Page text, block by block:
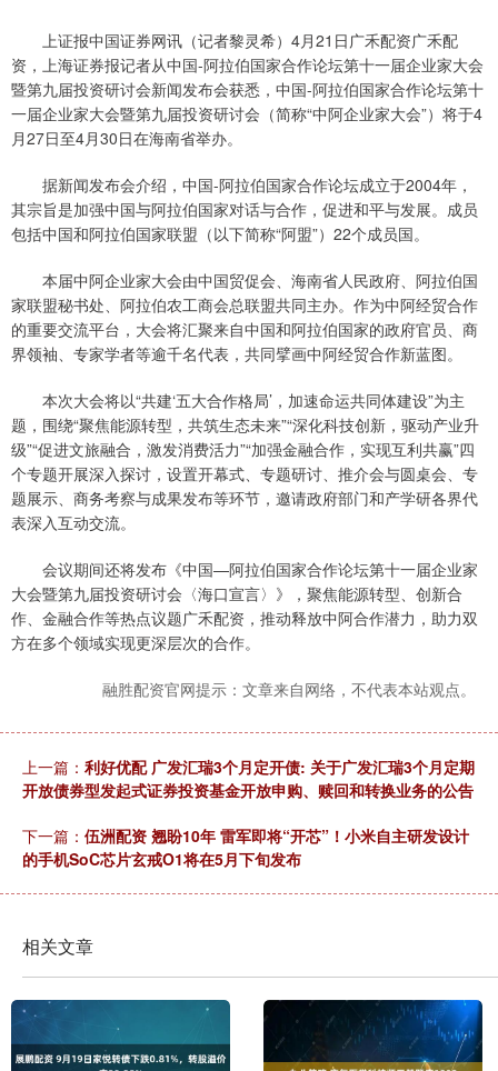
上证报中国证券网讯（记者黎灵希）4月21日广禾配资广禾配
资，上海证券报记者从中国-阿拉伯国家合作论坛第十一届企业家大会
暨第九届投资研讨会新闻发布会获悉，中国-阿拉伯国家合作论坛第十
一届企业家大会暨第九届投资研讨会（简称“中阿企业家大会”）将于4
月27日至4月30日在海南省举办。
据新闻发布会介绍，中国-阿拉伯国家合作论坛成立于2004年，
其宗旨是加强中国与阿拉伯国家对话与合作，促进和平与发展。成员
包括中国和阿拉伯国家联盟（以下简称“阿盟”）22个成员国。
本届中阿企业家大会由中国贸促会、海南省人民政府、阿拉伯国
家联盟秘书处、阿拉伯农工商会总联盟共同主办。作为中阿经贸合作
的重要交流平台，大会将汇聚来自中国和阿拉伯国家的政府官员、商
界领袖、专家学者等逾千名代表，共同擘画中阿经贸合作新蓝图。
本次大会将以“共建‘五大合作格局’，加速命运共同体建设”为主
题，围绕“聚焦能源转型，共筑生态未来”“深化科技创新，驱动产业升
级”“促进文旅融合，激发消费活力”“加强金融合作，实现互利共赢”四
个专题开展深入探讨，设置开幕式、专题研讨、推介会与圆桌会、专
题展示、商务考察与成果发布等环节，邀请政府部门和产学研各界代
表深入互动交流。
会议期间还将发布《中国—阿拉伯国家合作论坛第十一届企业家
大会暨第九届投资研讨会〈海口宣言〉》，聚焦能源转型、创新合
作、金融合作等热点议题广禾配资，推动释放中阿合作潜力，助力双
方在多个领域实现更深层次的合作。
融胜配资官网提示：文章来自网络，不代表本站观点。
上一篇： 利好优配 广发汇瑞3个月定开债: 关于广发汇瑞3个月定期
开放债券型发起式证券投资基金开放申购、赎回和转换业务的公告
下一篇： 伍洲配资 翘盼10年 雷军即将“开芯”！小米自主研发设计
的手机SoC芯片玄戒O1将在5月下旬发布
相关文章